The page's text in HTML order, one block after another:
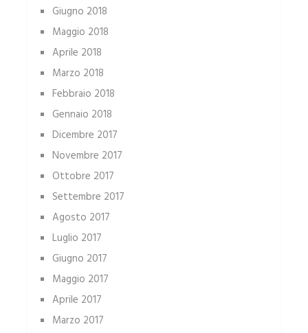
Giugno 2018
Maggio 2018
Aprile 2018
Marzo 2018
Febbraio 2018
Gennaio 2018
Dicembre 2017
Novembre 2017
Ottobre 2017
Settembre 2017
Agosto 2017
Luglio 2017
Giugno 2017
Maggio 2017
Aprile 2017
Marzo 2017